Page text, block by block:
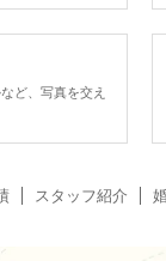
ど、写真を交え
スタッフ紹介